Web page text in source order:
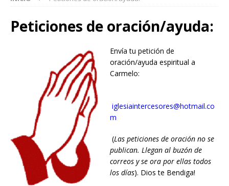
Peticiones de oración/ayuda:
Envía tu petición de
oración/ayuda espiritual a
Carmelo:
iglesiaintercesores@hotmail.co
m
(Las peticiones de oración no se
publican. Llegan al buzón de
correos y se ora por ellas todos
los días). Dios te Bendiga!